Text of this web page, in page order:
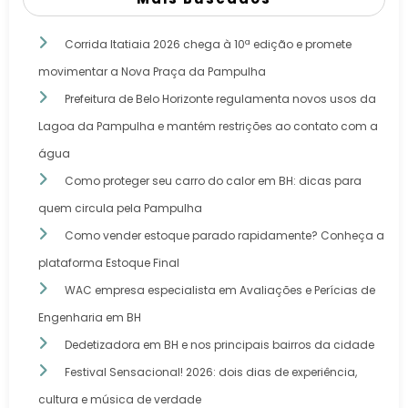
Corrida Itatiaia 2026 chega à 10ª edição e promete
movimentar a Nova Praça da Pampulha
Prefeitura de Belo Horizonte regulamenta novos usos da
Lagoa da Pampulha e mantém restrições ao contato com a
água
Como proteger seu carro do calor em BH: dicas para
quem circula pela Pampulha
Como vender estoque parado rapidamente? Conheça a
plataforma Estoque Final
WAC empresa especialista em Avaliações e Perícias de
Engenharia em BH
Dedetizadora em BH e nos principais bairros da cidade
Festival Sensacional! 2026: dois dias de experiência,
cultura e música de verdade